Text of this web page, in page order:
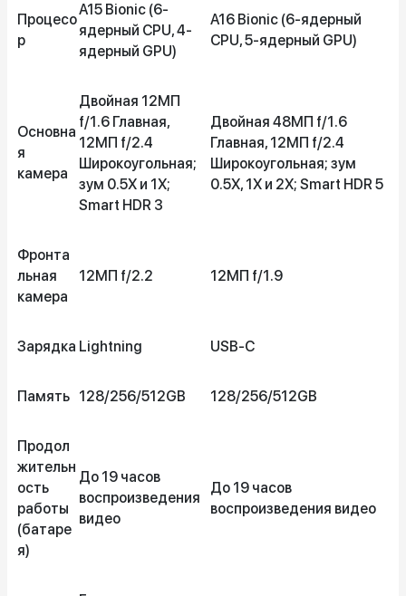
Процесо
р
A15 Bionic (6-
ядерный CPU, 4-
ядерный GPU)
A16 Bionic (6-ядерный
CPU, 5-ядерный GPU)
Основна
я
камера
Двойная 12МП
f/1.6 Главная,
12МП f/2.4
Широкоугольная;
зум 0.5X и 1X;
Smart HDR 3
Двойная 48МП f/1.6
Главная, 12МП f/2.4
Широкоугольная; зум
0.5X, 1X и 2X; Smart HDR 5
Фронта
льная
камера
12МП f/2.2 12МП f/1.9
Зарядка Lightning USB-C
Память 128/256/512GB 128/256/512GB
Продол
жительн
ость
работы
(батаре
я)
До 19 часов
воспроизведения
видео
До 19 часов
воспроизведения видео